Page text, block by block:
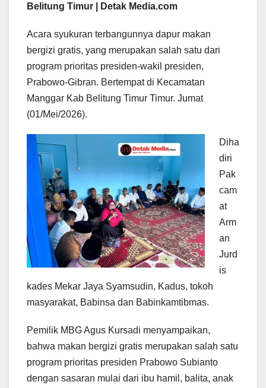
Belitung Timur | Detak Media.com
Acara syukuran terbangunnya dapur makan
bergizi gratis, yang merupakan salah satu dari
program prioritas presiden-wakil presiden,
Prabowo-Gibran. Bertempat di Kecamatan
Manggar Kab Belitung Timur Timur. Jumat
(01/Mei/2026).
Diha
diri
Pak
cam
at
Arm
an
Jurd
is
kades Mekar Jaya Syamsudin, Kadus, tokoh
masyarakat, Babinsa dan Babinkamtibmas.
Pemilik MBG Agus Kursadi menyampaikan,
bahwa makan bergizi gratis merupakan salah satu
program prioritas presiden Prabowo Subianto
dengan sasaran mulai dari ibu hamil, balita, anak